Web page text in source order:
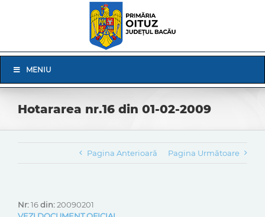
Navigation
MENIU
Hotararea nr.16 din 01-02-2009
Pagina Anterioară Pagina Următoare
Nr:16din:20090201